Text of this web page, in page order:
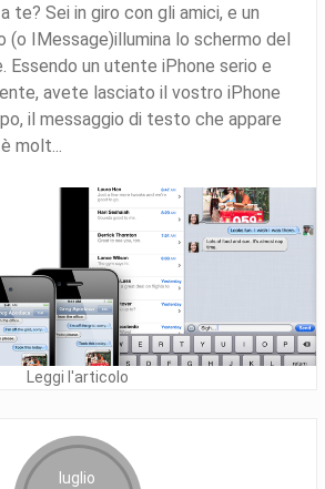
te? Sei in giro con gli amici, e un
(o IMessage)illumina lo schermo del
Essendo un utente iPhone serio e
avete lasciato il vostro iPhone
il messaggio di testo che appare
molt...
Leggi l'articolo
luglio